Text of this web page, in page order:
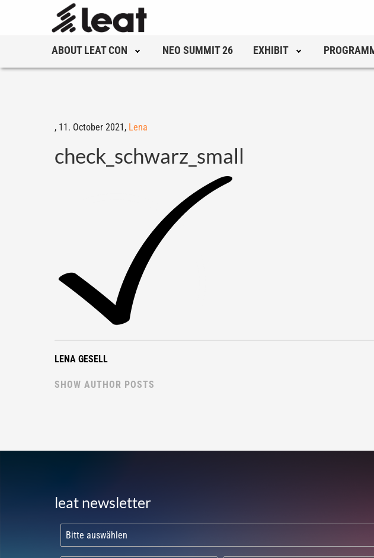
ABOUT LEAT CON NEO SUMMIT 26 EXHIBIT
, 11. October 2021, Lena
check_schwarz_small
LENA GESELL
SHOW AUTHOR POSTS
leat newsletter